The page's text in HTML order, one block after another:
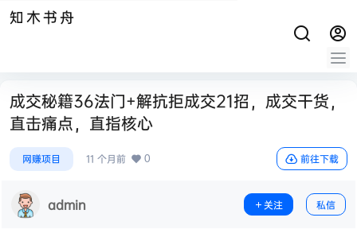
知木书舟
成交秘籍36法门+解抗拒成交21招，成交干货，
直击痛点，直指核心
网赚项目 11 个月前 0 前往下载
admin 关注 私信